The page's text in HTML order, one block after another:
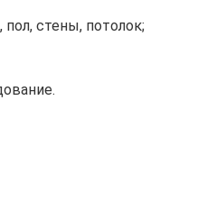
стены, потолок;